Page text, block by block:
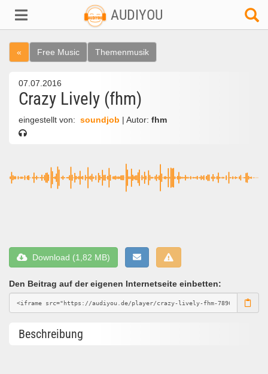
AUDIYOU
« Free Music Themenmusik
07.07.2016
Crazy Lively (fhm)
eingestellt von: soundjob | Autor: fhm
Download (1,82 MB)
Den Beitrag auf der eigenen Internetseite einbetten:
Beschreibung